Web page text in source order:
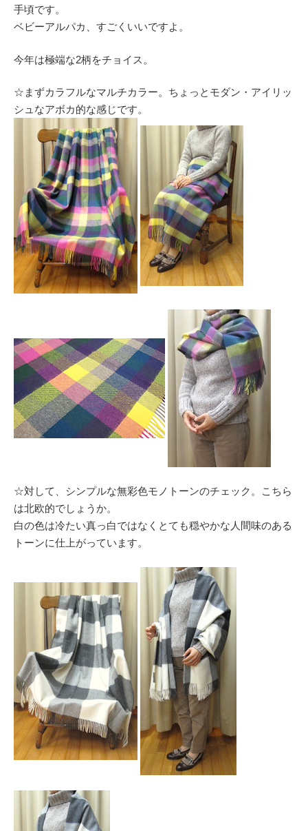
手頃です。
ベビーアルパカ、すごくいいですよ。
今年は極端な2柄をチョイス。
☆まずカラフルなマルチカラー。ちょっとモダン・アイリッ
シュなアボカ的な感じです。
☆対して、シンプルな無彩色モノトーンのチェック。こちら
は北欧的でしょうか。
白の色は冷たい真っ白ではなくとても穏やかな人間味のある
トーンに仕上がっています。